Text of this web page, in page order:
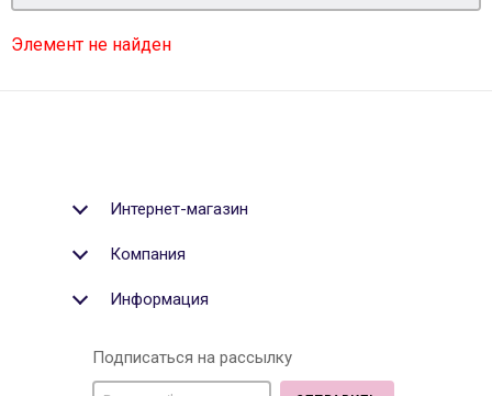
Элемент не найден
Интернет-магазин
Компания
Информация
Подписаться на рассылку